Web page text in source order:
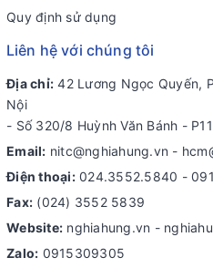
Quy định sử dụng
Liên hệ với chúng tôi
Địa chỉ: 42 Lương Ngọc Quyến,
Nội
- Số 320/8 Huỳnh Văn Bánh -
Email: nitc@nghiahung.vn -
Điện thoại: 024.3552.5840 -
Fax: (024) 3552 5839
Website: nghiahung.vn -
Zalo: 0915309305